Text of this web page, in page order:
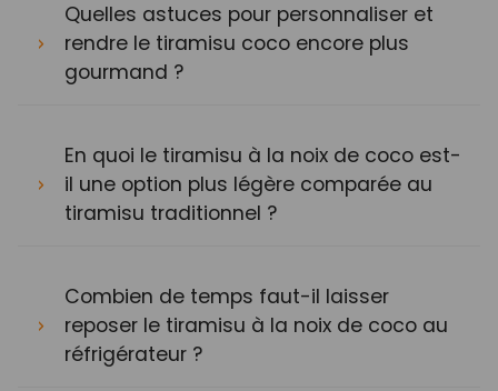
Quelles astuces pour personnaliser et
rendre le tiramisu coco encore plus
gourmand ?
En quoi le tiramisu à la noix de coco est-
il une option plus légère comparée au
tiramisu traditionnel ?
Combien de temps faut-il laisser
reposer le tiramisu à la noix de coco au
réfrigérateur ?